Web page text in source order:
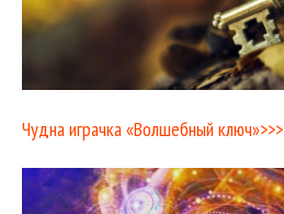
Чудна играчка «Волшебный ключ»>>>